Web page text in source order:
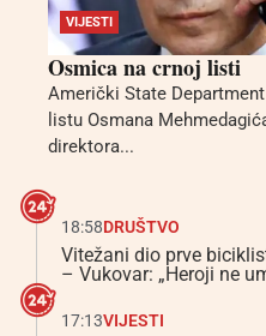
VIJESTI
Osmica na crnoj listi
Američki State
listu Osmana
direktora...
18:58DRUŠTVO
Vitežani dio prve
– Vukovar: „Heroji ne
17:13VIJESTI